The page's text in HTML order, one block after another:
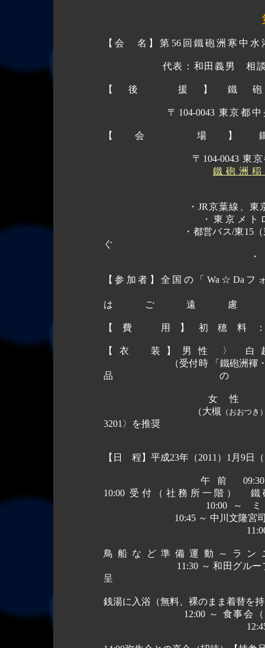
【会 名】第56回鐵砲洲寒中
代表：和田義男 相談役：
【後 援】鐵
〒104-0043 東京都中央区
【会 場】
〒104-0043 東
鐵砲洲
・JR京葉線、東京メトロ
・東京メトロ有楽町
・都営バス/東15（東京駅八
ぐ
【参加者】 全国の「Wa☆Daフ
はご遠
【費 用】 初穂料
【衣 装】 男性 〉
白
（受付時 「鐵砲洲褌・鉢巻
品
女性
（大槻 （おおつき
3201〉を推奨
【日 程】 平成23年（2011）1月9日
午前
10:00 受付（社務所一階）
10:00 ～
10:45 ～ 中川文隆宮
11:00
鳥船など準備運動～ラ
11:30 ～ 和田グルー
銭湯に入浴（無料、裸のまま着替を
12:00 ～
食事会